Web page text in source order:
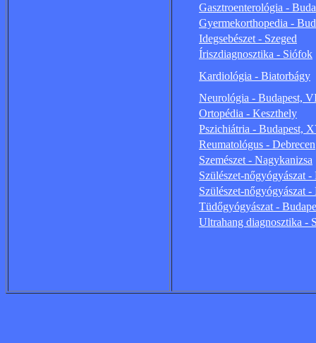
Gasztroenterológia -
Gyermekorthopedia -
Idegsebészet - Szeged
Íriszdiagnosztika - Siófok
Kardiológia - Biatorbágy
Neurológia - Budapest,
Ortopédia - Keszthely
Pszichiátria - Budapest,
Reumatológus - Debrecen
Szemészet - Nagykanizsa
Szülészet-nőgyógyászat -
Szülészet-nőgyógyászat
Tüdőgyógyászat -
Ultrahang diagnosztika -